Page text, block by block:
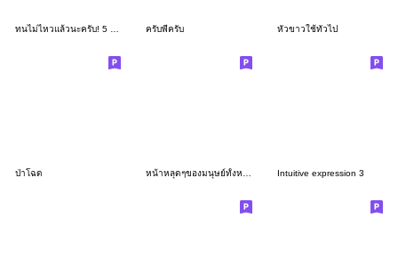
ทนไม่ไหวแล้วนะครับ! 5 ไม่ไหวที่จะจน ครับพี่ครับ หัวขาวใช้ทั่วไป
ป่าโฉด Intuitive expression 3